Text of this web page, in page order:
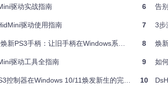
转换引擎，能够将PS3控制器的原始数据转化为
API提供完整按键映射
等工具提供无缝支持
驱动实战指南
驱动使用指南
手柄：让旧手柄在Windows系统重获新生
驱动工具全指南
制器在Windows 10/11焕发新生的完整方案
6 告
7 3步
8 焕
9 如
10